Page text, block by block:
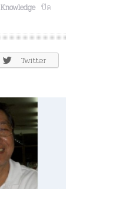
Knowledge ปิด
Twitter